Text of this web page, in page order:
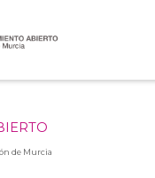
de Murcia